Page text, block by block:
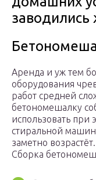
заводились
Аренда и уж тем
оборудования
работ средней
бетономешалку
использовать при
стиральной
заметно возрастёт.
Сборка